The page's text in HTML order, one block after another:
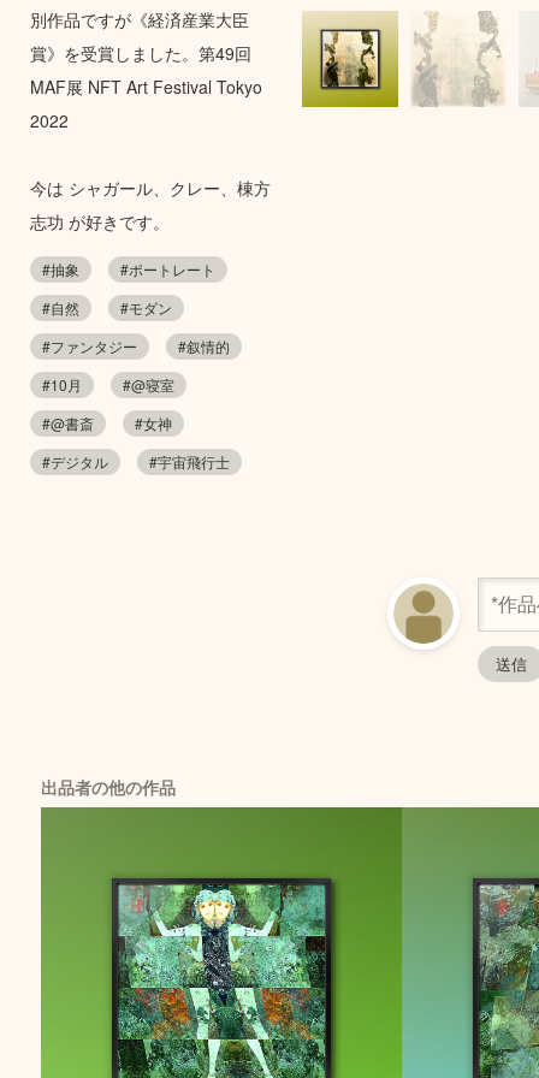
別作品ですが《経済産業大臣
賞》を受賞しました。第49回
MAF展 NFT Art Festival Tokyo
2022
今は シャガール、クレー、棟方
志功 が好きです。
#抽象
#ポートレート
#自然
#モダン
#ファンタジー
#叙情的
#10月
#@寝室
#@書斎
#女神
#デジタル
#宇宙飛行士
出品者の他の作品